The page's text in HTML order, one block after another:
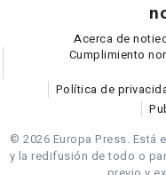
Acerca de
Cumplimiento
Política de
© 2026 Europa Press. Está
y la redifusión de todo o